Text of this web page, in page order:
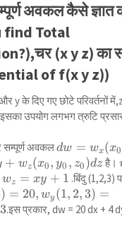
अवकल कैसे ज्ञात
find Total
(x y z) का
of f(x y z))
y के दिए गए छोटे परिवर्तनों
उपयोग लगभग त्रुटि
सम्पूर्ण अवकलdw =
dx +
dy+ w_{z}
dw = wx(x0
+ wz (x0 , y0 , z0 )dz है।
wz = xy + 1 .बिंदु (1,2,3)
) = 20, wy (1, 2,3) =
3.इस प्रकार, dw = 20 dx + 4